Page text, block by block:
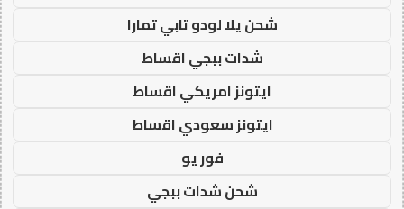
شحن يلا لودو تابي تمارا
شدات ببجي اقساط
ايتونز امريكي اقساط
ايتونز سعودي اقساط
فور يو
شحن شدات ببجي